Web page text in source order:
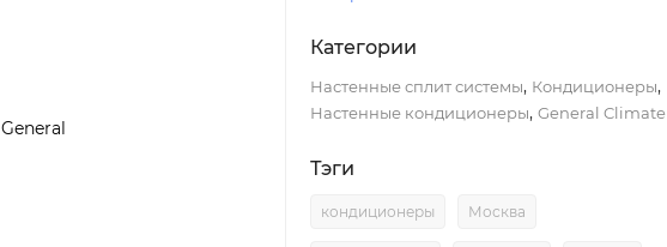
General
Категории
Настенные сплит системы, Кондиционеры,
Настенные кондиционеры, General Climate
Тэги
кондиционеры Москва